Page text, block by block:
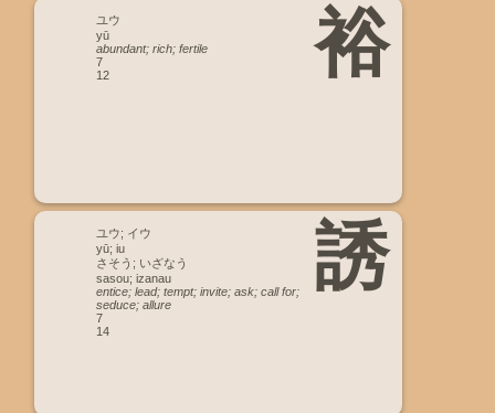
裕
ユウ
yū
abundant; rich; fertile
7
12
誘
ユウ; イウ
yū; iu
さそう; いざなう
sasou; izanau
entice; lead; tempt; invite; ask; call for;
seduce; allure
7
14